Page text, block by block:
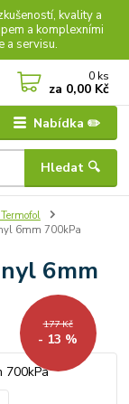
kvality a
a komplexními
a servisu.
Nabídka ✏️
Hledat 🔍
0 ks
za 0,00 Kč
6mm 700kPa
6mm
177 Kč
- 13 %